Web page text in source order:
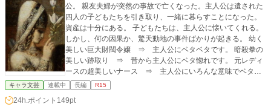
公。 親友夫婦が突然の事故で亡くなった。主人公は遺された
四人の子どもたちを引き取り、一緒に暮らすことになった。
資産は十分にある。 子どもたちは、主人公に懐いてくれる。
しかし、何の因果か、驚天動地の事件ばかりが起きる。 幼く
美しい巨大財閥令嬢 ⇒ 主人公にベタベタです。 暗殺拳の
美しい跡取り ⇒ 昔から主人公にベタ惚れです。 元レディ
ースの超美しいナース ⇒ 主人公にいろんな意味でベタベ
タです。 大精霊 ⇒ お花を咲かせる類人猿です。 主人公の
美しい長女 ⇒ もちろん主人公にベタベタですが、最強で
す。 主人公の長男 ⇒ 主人公を神の如く尊敬します。 主人
キャラ文芸 連載中 長編 R15
24h.ポイント 149pt